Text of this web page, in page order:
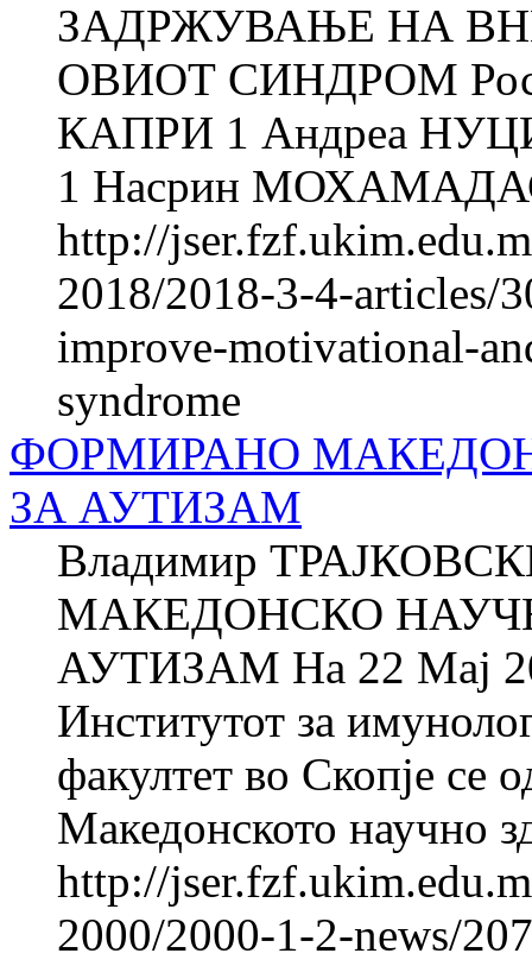
ЗАДРЖУВАЊЕ НА
ОВИОТ СИНДРОМ
КАПРИ 1 Андреа
1 Насрин
http://
2018/2018-3-4-articles/
improve-motivational-
syndrome
ФОРМИРАНО
ЗА АУТИЗАМ
Владимир
МАКЕДОНСКО
АУТИЗАМ На 22 Мај
Институтот за
факултет во Скопје се
Македонското научно
http://
2000/2000-1-2-news/